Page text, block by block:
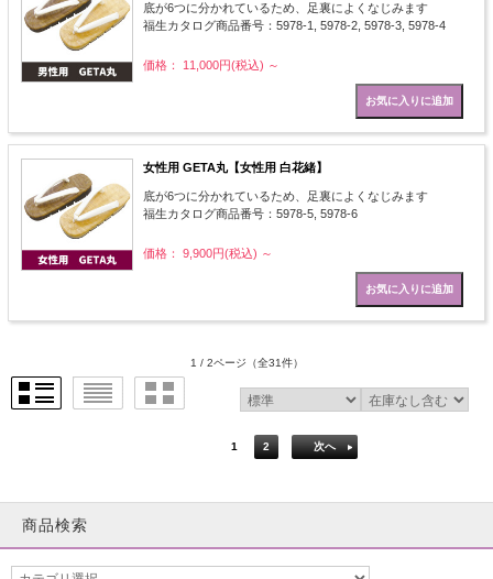
底が6つに分かれているため、足裏によくなじみます
福生カタログ商品番号：5978-1, 5978-2, 5978-3, 5978-4
価格： 11,000円(税込) ～
女性用 GETA丸【女性用 白花緒】
底が6つに分かれているため、足裏によくなじみます
福生カタログ商品番号：5978-5, 5978-6
価格： 9,900円(税込) ～
1 / 2ページ （全31件）
1 2 次へ
商品検索